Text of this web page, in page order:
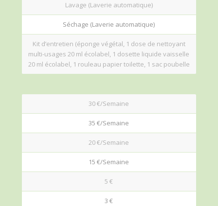
Lavage (Laverie automatique)
Séchage (Laverie automatique)
Kit d’entretien (éponge végétal, 1 dose de nettoyant
multi-usages 20 ml écolabel, 1 dosette liquide vaisselle
20 ml écolabel, 1 rouleau papier toilette, 1 sac poubelle
30 €/Semaine
35 €/Semaine
20 €/Semaine
15 €/Semaine
5 €
3 €